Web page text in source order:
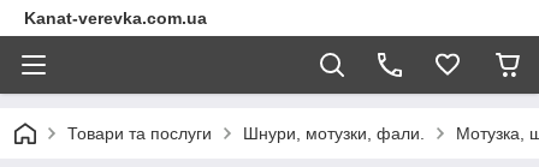
Kanat-verevka.com.ua
Товари та послуги Шнури, мотузки, фали. Мотузка,